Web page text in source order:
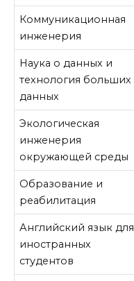
Коммуникационная
инженерия
Наука о данных и
технология больших
данных
Экологическая
инженерия
окружающей среды
Образование и
реабилитация
Английский язык для
иностранных
студентов